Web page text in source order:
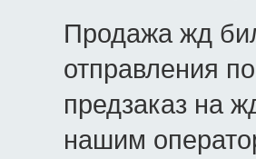
Продажа жд
отправления
предзаказ на
нашим